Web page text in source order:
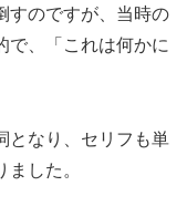
すのですが、当時の
で、「これは何かに
となり、セリフも単
した。